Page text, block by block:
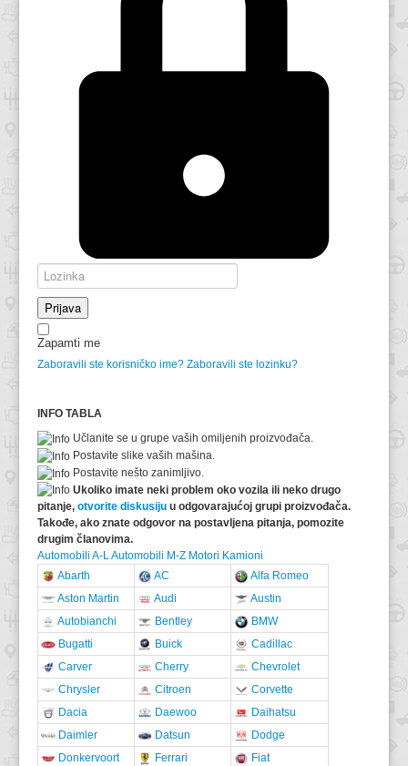
Prijava
Zapamti me
Zaboravili ste korisničko ime? Zaboravili ste lozinku?
INFO TABLA
Učlanite se u grupe vaših omiljenih proizvođača.
Postavite slike vaših mašina.
Postavite nešto zanimljivo.
Ukoliko imate neki problem oko vozila ili neko drugo
pitanje, otvorite diskusiju u odgovarajućoj grupi proizvođača.
Takođe, ako znate odgovor na postavljena pitanja, pomozite
drugim članovima.
Automobili A-LAutomobili M-Z Motori Kamioni
Abarth
AC
Alfa Romeo
Aston Martin
Audi
Austin
Autobianchi
Bentley
BMW
Bugatti
Buick
Cadillac
Carver
Cherry
Chevrolet
Chrysler
Citroen
Corvette
Dacia
Daewoo
Daihatsu
Daimler
Datsun
Dodge
Donkervoort
Ferrari
Fiat